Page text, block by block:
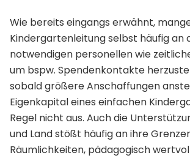
Wie bereits eingangs erwähnt,
Kindergartenleitung selbst häufig an
notwendigen personellen wie
um bspw. Spendenkontakte
sobald größere Anschaffungen
Eigenkapital eines einfachen
Regel nicht aus. Auch die
und Land stößt häufig an ihre
Räumlichkeiten, pädagogisch